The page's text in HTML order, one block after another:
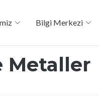
Bilgi Merkezi
Metaller